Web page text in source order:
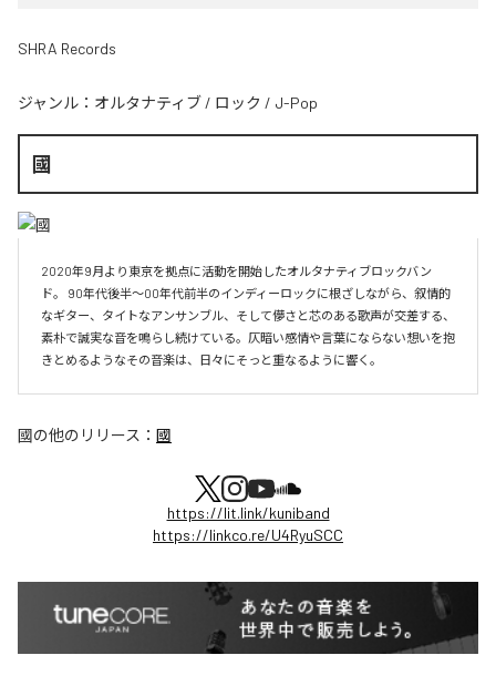
SHRA Records
ジャンル： オルタナティブ / ロック / J-Pop
國
2020年9月より東京を拠点に活動を開始したオルタナティブロックバン
ド。 90年代後半〜00年代前半のインディーロックに根ざしながら、叙情的
なギター、タイトなアンサンブル、そして儚さと芯のある歌声が交差する、
素朴で誠実な音を鳴らし続けている。仄暗い感情や言葉にならない想いを抱
國の他のリリース： 國
https://lit.link/kuniband
https://linkco.re/U4RyuSCC